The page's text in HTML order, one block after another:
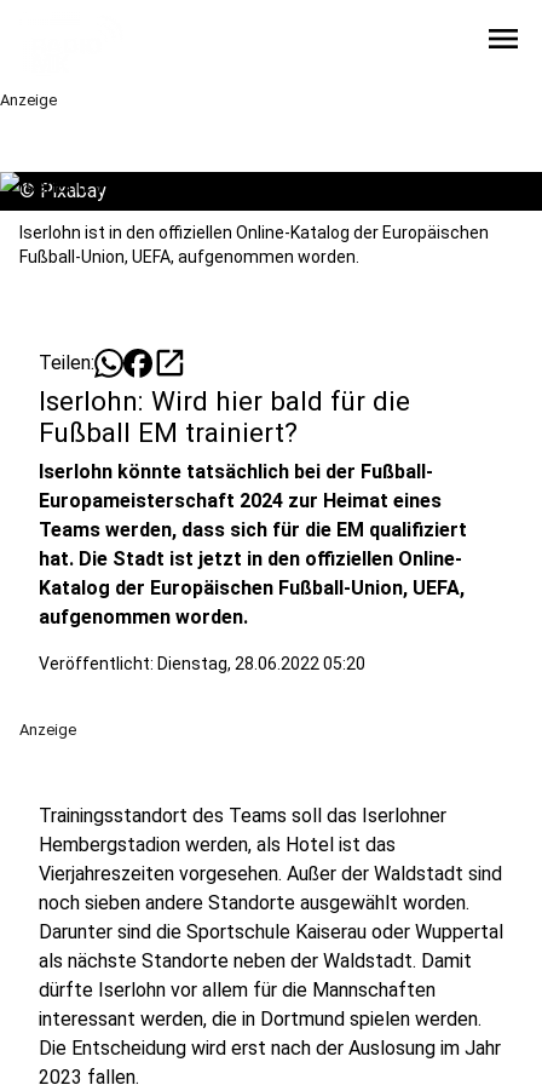
menu
Anzeige
© Pixabay
Iserlohn ist in den offiziellen Online-Katalog der Europäischen
Fußball-Union, UEFA, aufgenommen worden.
Teilen: open_in_new
Iserlohn: Wird hier bald für die
Fußball EM trainiert?
Iserlohn könnte tatsächlich bei der Fußball-
Europameisterschaft 2024 zur Heimat eines
Teams werden, dass sich für die EM qualifiziert
hat. Die Stadt ist jetzt in den offiziellen Online-
Katalog der Europäischen Fußball-Union, UEFA,
aufgenommen worden.
Veröffentlicht: Dienstag, 28.06.2022 05:20
Anzeige
Trainingsstandort des Teams soll das Iserlohner
Hembergstadion werden, als Hotel ist das
Vierjahreszeiten vorgesehen. Außer der Waldstadt sind
noch sieben andere Standorte ausgewählt worden.
Darunter sind die Sportschule Kaiserau oder Wuppertal
als nächste Standorte neben der Waldstadt. Damit
dürfte Iserlohn vor allem für die Mannschaften
interessant werden, die in Dortmund spielen werden.
Die Entscheidung wird erst nach der Auslosung im Jahr
2023 fallen.